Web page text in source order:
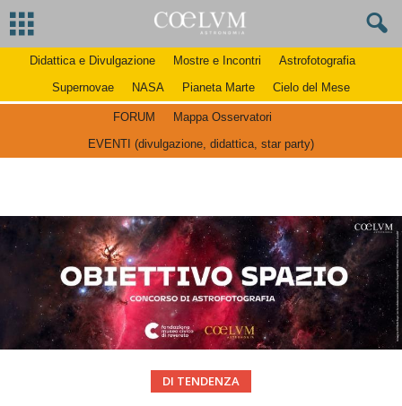
Didattica e Divulgazione Mostre e Incontri
Astrofotografia
Supernovae
NASA Pianeta Marte Cielo del Mese
FORUM
Mappa Osservatori
EVENTI (divulgazione, didattica, star party)
DI TENDENZA